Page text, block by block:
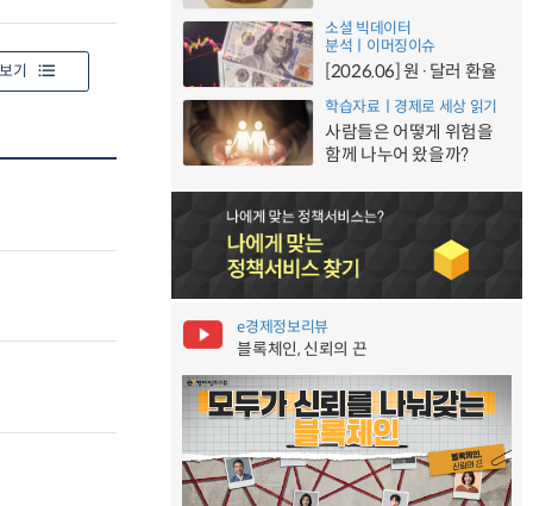
기
소셜 빅데이터
분석ㅣ이머징이슈
[2026.06] 원·달러 환율
학습자료ㅣ경제로 세상 읽기
사람들은 어떻게 위험을
함께 나누어 왔을까?
e경제정보리뷰
블록체인, 신뢰의 끈